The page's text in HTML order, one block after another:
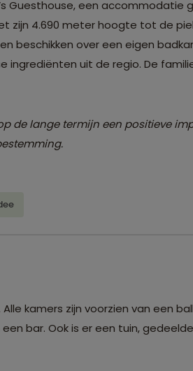
Guesthouse, een
zijn 4.690 meter hoogte tot de
beschikken over een eigen
ingrediënten uit de regio. De
de lange termijn een positieve
kamers zijn voorzien van een
bar. Ook is er een tuin,